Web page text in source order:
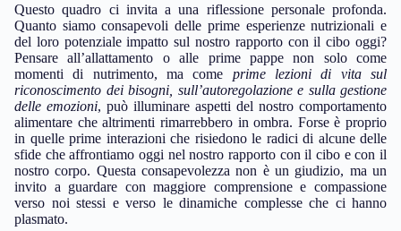
Questo quadro ci invita a una riflessione personale profonda.
Quanto siamo consapevoli delle prime esperienze nutrizionali e
del loro potenziale impatto sul nostro rapporto con il cibo oggi?
Pensare all’allattamento o alle prime pappe non solo come
momenti di nutrimento, ma come prime lezioni di vita sul
riconoscimento dei bisogni, sull’autoregolazione e sulla gestione
delle emozioni, può illuminare aspetti del nostro comportamento
alimentare che altrimenti rimarrebbero in ombra. Forse è proprio
in quelle prime interazioni che risiedono le radici di alcune delle
sfide che affrontiamo oggi nel nostro rapporto con il cibo e con il
nostro corpo. Questa consapevolezza non è un giudizio, ma un
invito a guardare con maggiore comprensione e compassione
verso noi stessi e verso le dinamiche complesse che ci hanno
plasmato.